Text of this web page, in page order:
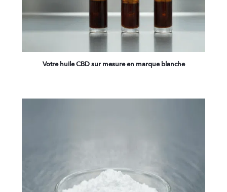
Votre huile CBD sur mesure en marque blanche